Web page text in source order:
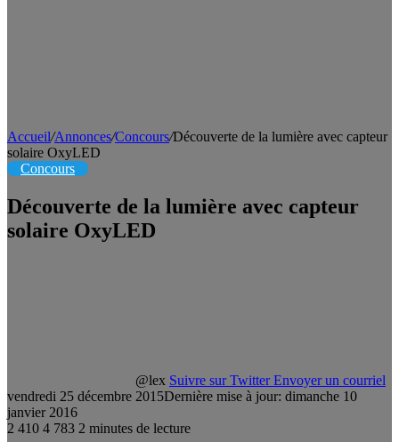
Accueil/Annonces/Concours/Découverte de la lumière avec capteur
solaire OxyLED
Concours
Découverte de la lumière avec capteur
solaire OxyLED
@lex Suivre sur Twitter Envoyer un courriel
vendredi 25 décembre 2015Dernière mise à jour: dimanche 10
janvier 2016
2 410 4 783 2 minutes de lecture